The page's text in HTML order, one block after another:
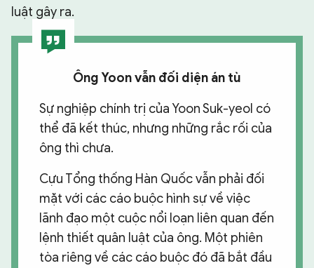
luật gây ra.
Ông Yoon vẫn đối diện án tù
Sự nghiệp chính trị của Yoon Suk-yeol có
thể đã kết thúc, nhưng những rắc rối của
ông thì chưa.
Cựu Tổng thống Hàn Quốc vẫn phải đối
mặt với các cáo buộc hình sự về việc
lãnh đạo một cuộc nổi loạn liên quan đến
lệnh thiết quân luật của ông. Một phiên
tòa riêng về các cáo buộc đó đã bắt đầu